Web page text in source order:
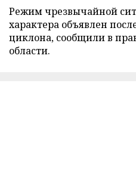
Режим чрезвычайной
характера объявлен
циклона, сообщили в
области.